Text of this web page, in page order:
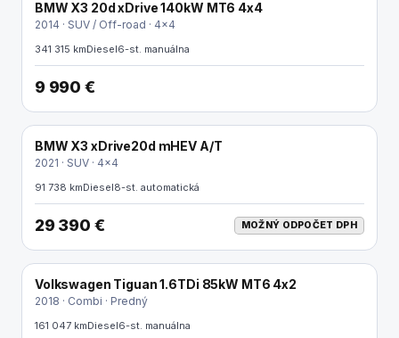
BMW X3 20d xDrive 140kW MT6 4x4
2014 · SUV / Off-road · 4x4
341 315 kmDiesel6-st. manuálna
9 990 €
ODPOČET DPH
BMW X3 xDrive20d mHEV A/T
2021 · SUV · 4x4
91 738 kmDiesel8-st. automatická
29 390 € MOŽNÝ ODPOČET DPH
Volkswagen Tiguan 1.6TDi 85kW MT6 4x2
2018 · Combi · Predný
161 047 kmDiesel6-st. manuálna